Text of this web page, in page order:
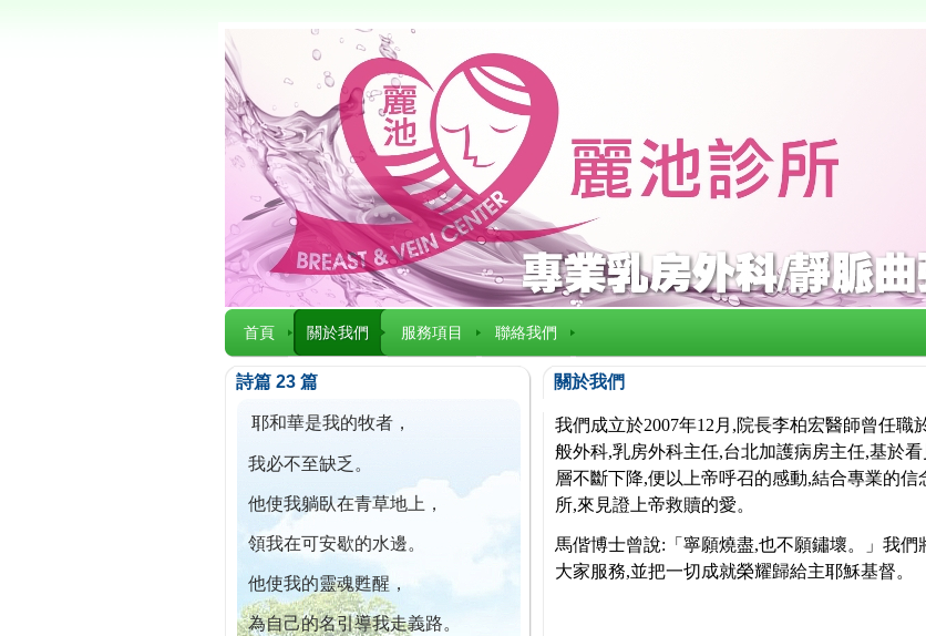
首頁 關於我們 服務項目 聯絡我們
詩篇 23 篇
耶和華是我的牧者，
我必不至缺乏。
他使我躺臥在青草地上，
領我在可安歇的水邊。
他使我的靈魂甦醒，
為自己的名引導我走義路。
關於我們
我們成立於2007年12月,院長李柏宏醫師曾任
般外科,乳房外科主任,台北加護病房主任,基於
層不斷下降,便以上帝呼召的感動,結合專業的
所,來見證上帝救贖的愛。
馬偕博士曾說:「寧願燒盡,也不願鏽壞。」我
大家服務,並把一切成就榮耀歸給主耶穌基督。